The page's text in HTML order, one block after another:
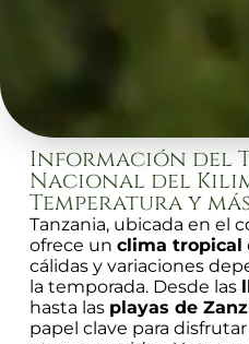
Información del
Nacional del
Temperatura y más
Tanzania, ubicada en el
ofrece un clima tropical
cálidas y variaciones
la temporada. Desde las
hasta las playas de
papel clave para